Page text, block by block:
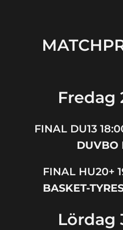
Fredag
FINAL DU13
DUVBO
FINAL HU20+
BASKET-
Lördag